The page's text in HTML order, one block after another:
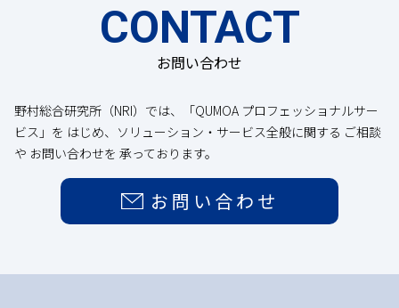
CONTACT
お問い合わせ
野村総合研究所（NRI）では、「QUMOA プロフェッショナルサー
ビス」を はじめ、ソリューション・サービス全般に関する ご相談
や お問い合わせを 承っております。
お問い合わせ